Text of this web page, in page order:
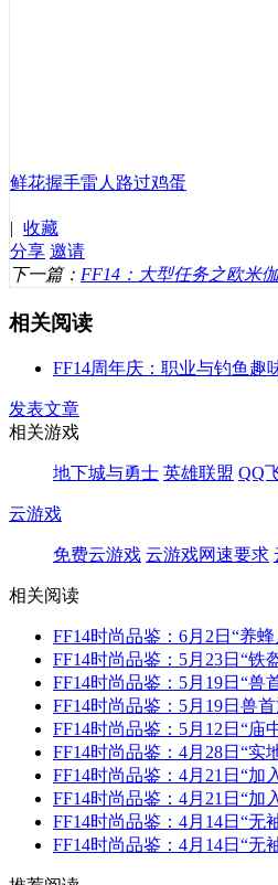
鲜花握手雷人 路过鸡蛋
| 收藏
分享 邀请
下一篇： FF14：大型任务之欧米
相关阅读
FF14周年庆：职业与钓鱼趣
发表文章
相关游戏
地下城与勇士 英雄联盟 QQ
云游戏
免费云游戏 云游戏网速要求
相关阅读
FF14时尚品鉴：6月2日“养
FF14时尚品鉴：5月23日“铁
FF14时尚品鉴：5月19日“兽
FF14时尚品鉴：5月19日兽
FF14时尚品鉴：5月12日“庙
FF14时尚品鉴：4月28日“实
FF14时尚品鉴：4月21日“加
FF14时尚品鉴：4月21日“加
FF14时尚品鉴：4月14日“无
FF14时尚品鉴：4月14日“无